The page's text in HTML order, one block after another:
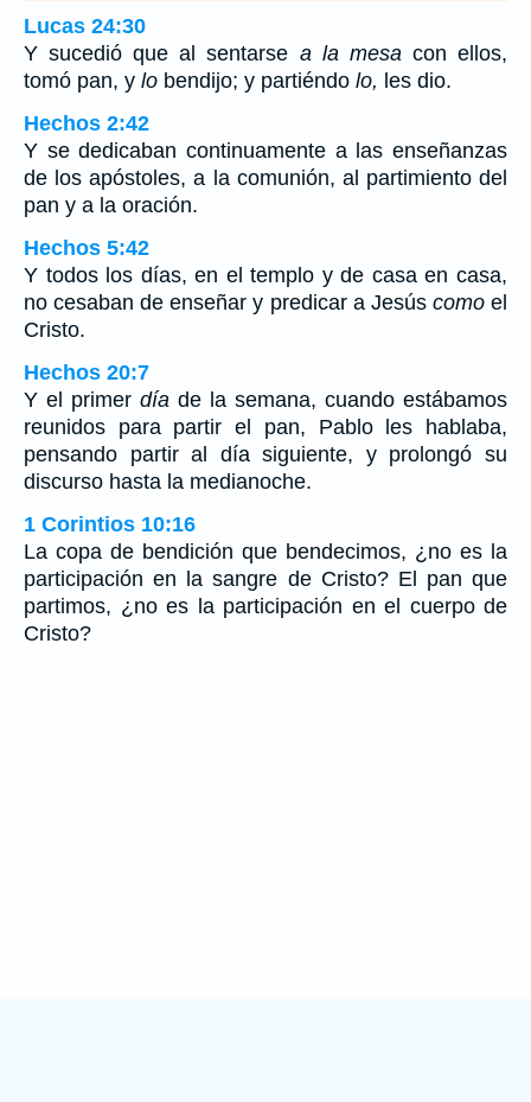
Lucas 24:30
Y sucedió que al sentarse a la mesacon ellos,
tomó pan, y lo bendijo; y partiéndo lo, les dio.
Hechos 2:42
Y se dedicaban continuamente a las enseñanzas
de los apóstoles, a la comunión, al partimiento del
pan y a la oración.
Hechos 5:42
Y todos los días, en el templo y de casa en casa,
no cesaban de enseñar y predicar a Jesús comoel
Cristo.
Hechos 20:7
Y el primer día de la semana, cuando estábamos
reunidos para partir el pan, Pablo les hablaba,
pensando partir al día siguiente, y prolongó su
discurso hasta la medianoche.
1 Corintios 10:16
La copa de bendición que bendecimos, ¿no es la
participación en la sangre de Cristo? El pan que
partimos, ¿no es la participación en el cuerpo de
Cristo?